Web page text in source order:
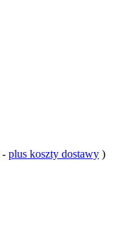
- plus koszty dostawy )